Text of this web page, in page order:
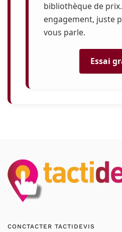
bibliothèque de
engagement, juste
vous parle.
Essai
CONCTACTER TACTIDEVIS